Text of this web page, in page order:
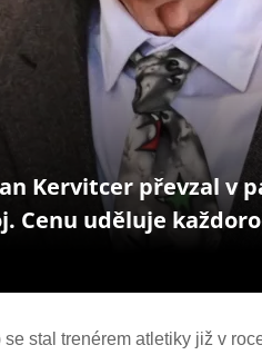
Kervitcer převzal v
Cenu uděluje
stal trenérem atletiky již v